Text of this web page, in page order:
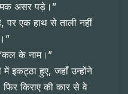
असर पड़े।”
पर एक हाथ से ताली नहीं
के नाम।”
में इकट्ठा हुए, जहाँ उन्होंने
किराए की कार से वे